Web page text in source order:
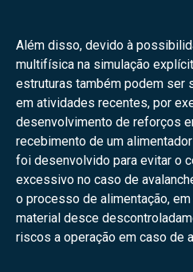
Além disso, devido à
multifísica na simulação
estruturas também podem ser
em atividades recentes, por
desenvolvimento de reforços
recebimento de um
foi desenvolvido para evitar o
excessivo no caso de
o processo de alimentação,
material desce
riscos a operação em caso de